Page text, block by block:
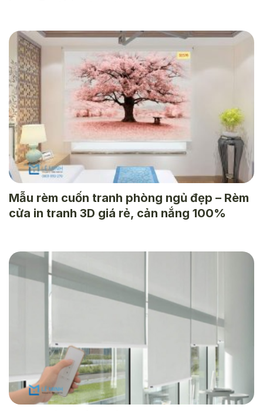
Mẫu rèm cuốn tranh phòng ngủ đẹp – Rèm
cửa in tranh 3D giá rẻ, cản nắng 100%